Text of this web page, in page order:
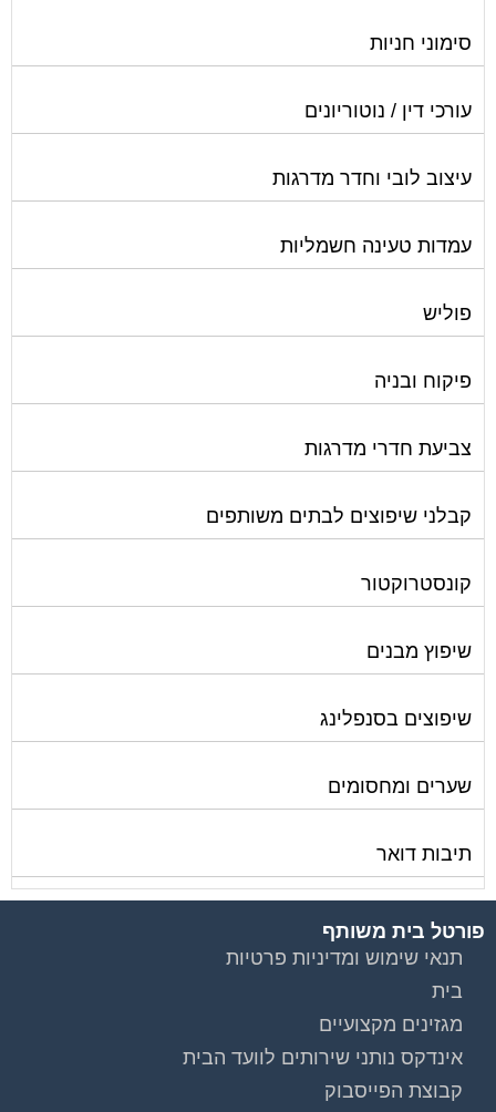
סימוני חניות
עורכי דין / נוטוריונים
עיצוב לובי וחדר מדרגות
עמדות טעינה חשמליות
פוליש
פיקוח ובניה
צביעת חדרי מדרגות
קבלני שיפוצים לבתים משותפים
קונסטרוקטור
שיפוץ מבנים
שיפוצים בסנפלינג
שערים ומחסומים
תיבות דואר
פורטל בית משותף
תנאי שימוש ומדיניות פרטיות
בית
מגזינים מקצועיים
אינדקס נותני שירותים לוועד הבית
קבוצת הפייסבוק